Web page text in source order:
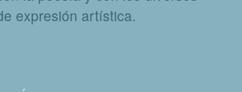
expresión artística.